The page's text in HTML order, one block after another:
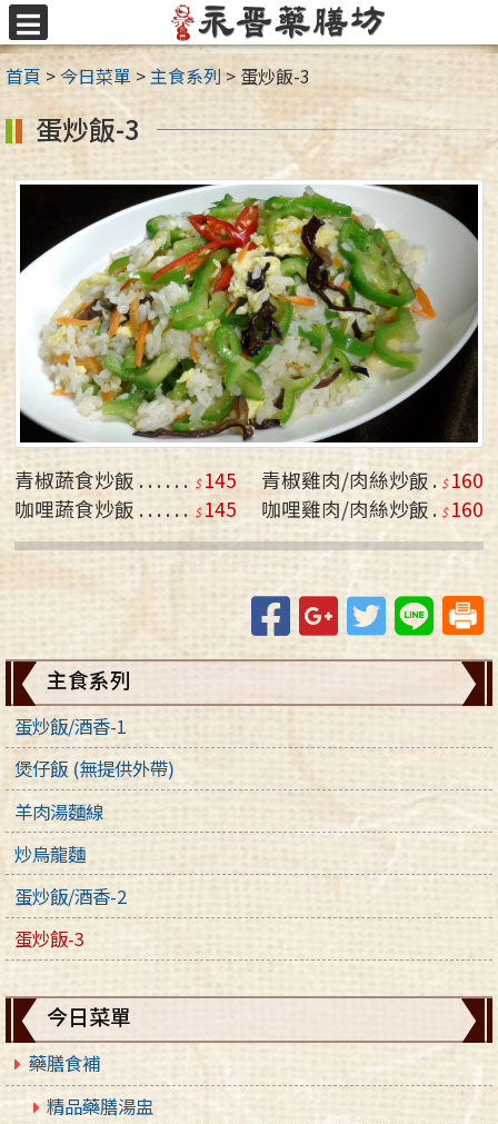
跳
至
主
要
內
容
首頁 >今日菜單 >主食系列> 蛋炒飯-3
主食系列
蛋炒飯/酒香-1
煲仔飯 (無提供外帶)
羊肉湯麵線
炒烏龍麵
蛋炒飯/酒香-2
蛋炒飯-3
今日菜單
藥膳食補
精品藥膳湯盅
蛋炒飯-3
青椒蔬食炒飯 145 青椒雞肉/肉絲炒飯
160
咖哩蔬食炒飯
145 咖哩雞肉/肉絲炒飯 160
FacebookGoogle+TwitterLine
選
單